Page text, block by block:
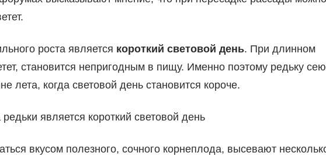
роста является короткий световой день. При длинном
становится непригодным в пищу. Именно поэтому редьку
лета, когда световой день становится короче.
является короткий световой день
вкусом полезного, сочного корнеплода, высевают